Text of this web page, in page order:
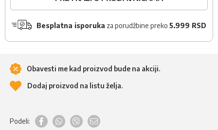
Besplatna isporuka za porudžbine preko 5.999 RSD
Obavesti me kad proizvod bude na akciji.
Dodaj proizvod na listu želja.
Podeli: